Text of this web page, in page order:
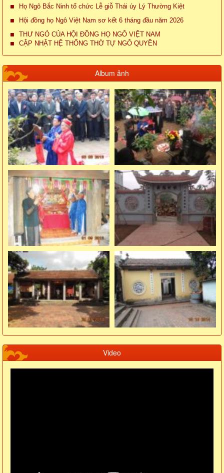
Họ Ngô Bắc Ninh tổ chức Lễ giỗ Thái úy Lý Thường Kiệt
Hội đồng họ Ngô Việt Nam sơ kết 6 tháng đầu năm 2026
THƯ NGỎ CỦA HỘI ĐỒNG HỌ NGÔ VIỆT NAM
CẬP NHẬT HỆ THỐNG THỜ TỰ NGÔ QUYỀN
Album ảnh
Video